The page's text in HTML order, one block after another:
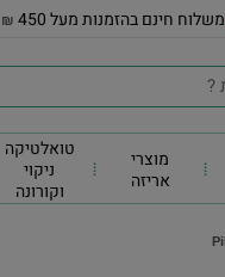
משלוח חינם בהזמנות מעל 450 ₪
מוצרי
אריזה
טואלטיקה
ניקוי
וקורונה